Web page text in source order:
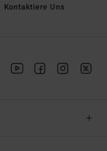
Kontaktiere Uns